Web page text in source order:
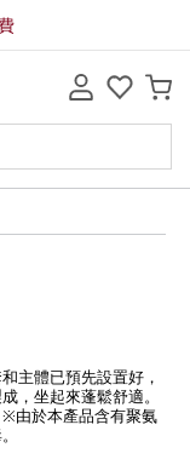
主體已預先設置好，
，坐起來蓬鬆舒適。
由於本產品含有聚氨